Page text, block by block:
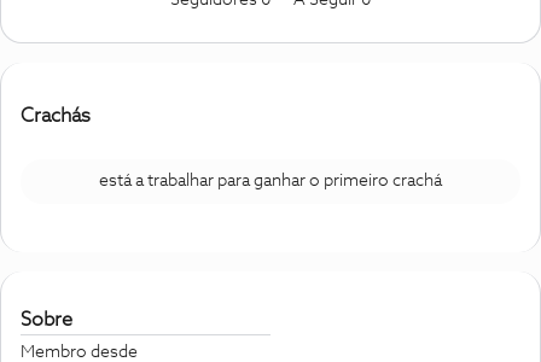
Crachás
está a trabalhar para ganhar o primeiro crachá
Sobre
Membro desde